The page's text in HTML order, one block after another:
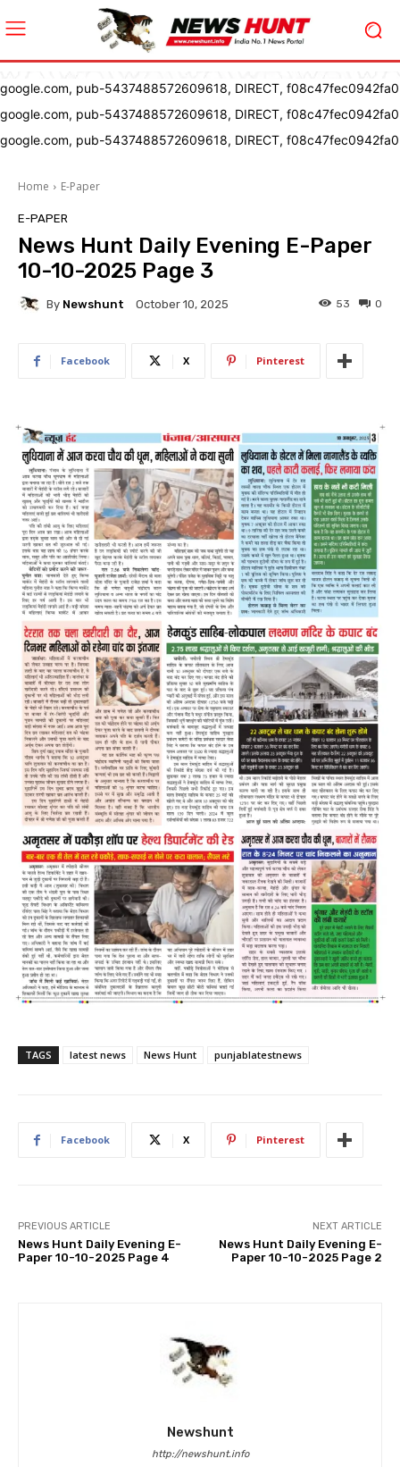
google.com, pub-5437488572609618, DIRECT, f08c47fec0942fa0
google.com, pub-5437488572609618, DIRECT, f08c47fec0942fa0
google.com, pub-5437488572609618, DIRECT, f08c47fec0942fa0
Home E-Paper
E-PAPER
News Hunt Daily Evening E-Paper
10-10-2025 Page 3
By Newshunt October 10, 2025 0
53
Facebook X Pinterest
TAGS latest news News Hunt punjablatestnews
Facebook X Pinterest
PREVIOUS ARTICLE
News Hunt Daily Evening E-
Paper 10-10-2025 Page 4
NEXT ARTICLE
News Hunt Daily Evening E-
Paper 10-10-2025 Page 2
Newshunt
http://newshunt.info